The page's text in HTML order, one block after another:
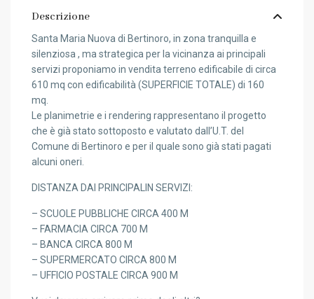
Descrizione
Santa Maria Nuova di Bertinoro, in zona tranquilla e
silenziosa , ma strategica per la vicinanza ai principali
servizi proponiamo in vendita terreno edificabile di circa
610 mq con edificabilità (SUPERFICIE TOTALE) di 160
mq.
Le planimetrie e i rendering rappresentano il progetto
che è già stato sottoposto e valutato dall’U.T. del
Comune di Bertinoro e per il quale sono già stati pagati
alcuni oneri.
DISTANZA DAI PRINCIPALIN SERVIZI:
– SCUOLE PUBBLICHE CIRCA 400 M
– FARMACIA CIRCA 700 M
– BANCA CIRCA 800 M
– SUPERMERCATO CIRCA 800 M
– UFFICIO POSTALE CIRCA 900 M